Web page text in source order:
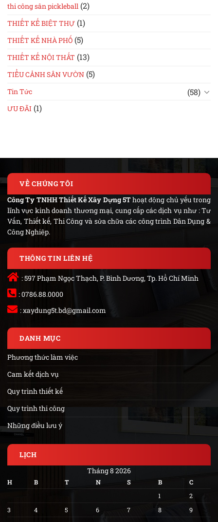
thi công sân pickleball (2)
THIẾT KẾ BIỆT THỰ (1)
THIẾT KẾ NHÀ PHỐ (5)
THIẾT KẾ NỘI THẤT (13)
TIỂU CẢNH SÂN VƯỜN (5)
Tin Tức (58)
ƯU ĐÃI (1)
VỀ CHÚNG TÔI
Công Ty TNHH Thiết Kế Xây Dựng 5Thoạt động chủ yếu trong
lĩnh vực kinh doanh thương mại, cung cấp các dịch vụ như : Tư
Vấn, Thiết kế, Thi Công và sửa chữa các công trình Dân Dụng &
Công Nghiệp.
THÔNG TIN LIÊN HỆ
: 597 Phạm Ngọc Thạch, P. Bình Dương, Tp. Hồ Chí Minh
: 0786.88.0000
:xaydung5t.bd@gmail.com
DANH MỤC
Phương thức làm việc
Cam kết dịch vụ
Quy trình thiết kế
Quy trình thi công
Những điều lưu ý
LỊCH
Tháng 8 2026
H B T N S B
C
1
2
3
4 5 6 7 8
9